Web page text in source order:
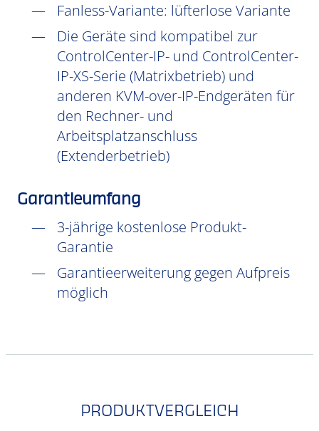
Fanless-Variante: lüfterlose Variante
Die Geräte sind kompatibel zur
ControlCenter-IP- und ControlCenter-
IP-XS-Serie (Matrixbetrieb) und
anderen KVM-over-IP-Endgeräten für
den Rechner- und
Arbeitsplatzanschluss
(Extenderbetrieb)
Garantieumfang
3-jährige kostenlose Produkt-
Garantie
Garantieerweiterung gegen Aufpreis
möglich
PRODUKTVERGLEICH